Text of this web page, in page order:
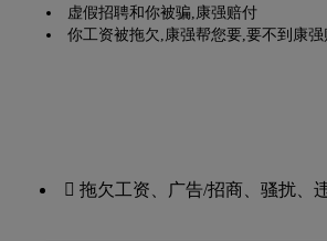
虚假招聘和你被骗,康强赔付
你工资被拖欠,康强帮您要,要不到康强
 拖欠工资、广告/招商、骚扰、